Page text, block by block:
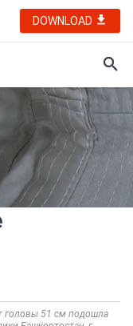
DOWNLOAD
головы 51 см подошла